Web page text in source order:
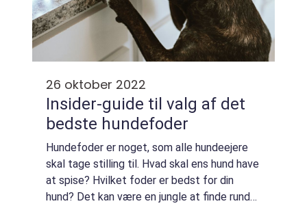
26 oktober 2022
Insider-guide til valg af det
bedste hundefoder
Hundefoder er noget, som alle hundeejere
skal tage stilling til. Hvad skal ens hund have
at spise? Hvilket foder er bedst for din
hund? Det kan være en jungle at finde rundt